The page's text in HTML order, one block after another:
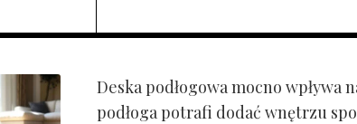
Deska podłogowa mocno wpływa
podłoga potrafi dodać wnętrzu